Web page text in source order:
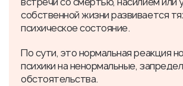
собственной жизни развивается
психическое состояние.
По сути, это нормальная реакция
психики на ненормальные,
обстоятельства.